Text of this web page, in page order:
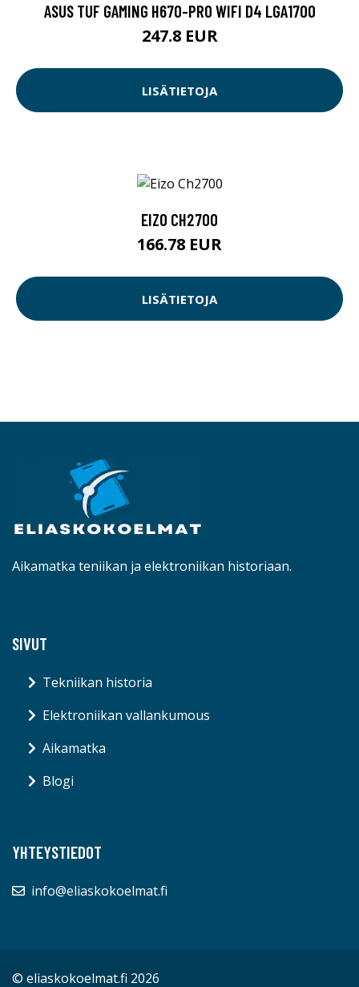
ASUS TUF GAMING H670-PRO WIFI D4 LGA1700
247.8 EUR
LISÄTIETOJA
EIZO CH2700
166.78 EUR
LISÄTIETOJA
Aikamatka teniikan ja elektroniikan historiaan.
SIVUT
Tekniikan historia
Elektroniikan vallankumous
Aikamatka
Blogi
YHTEYSTIEDOT
info@eliaskokoelmat.fi
© eliaskokoelmat.fi 2026